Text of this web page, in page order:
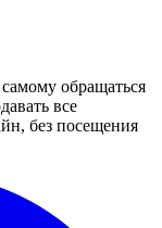
обращаться
все
без посещения